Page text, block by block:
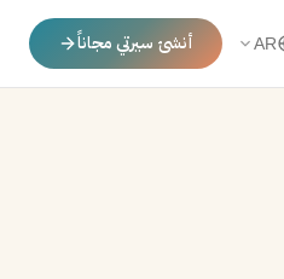
AR أنشئ سيرتي مجاناً